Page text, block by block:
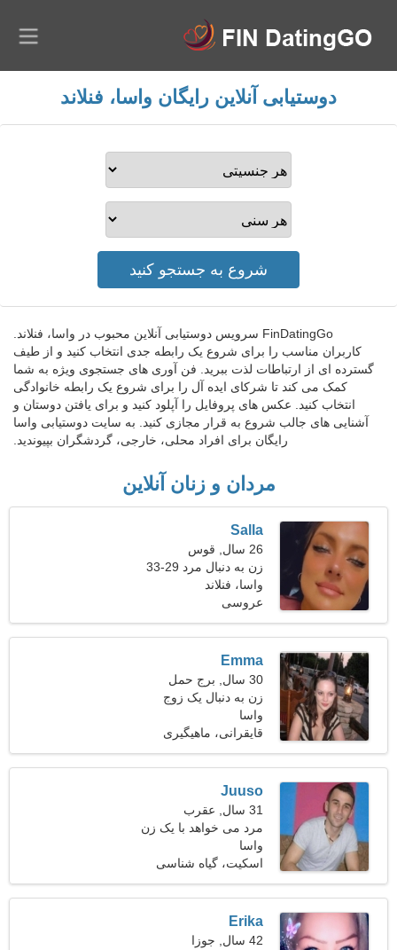
دوستیابی آنلاین رایگان واسا، فنلاند
FinDatingGo سرویس دوستیابی آنلاین محبوب در واسا، فنلاند.
کاربران مناسب را برای شروع یک رابطه جدی انتخاب کنید و از طیف
گسترده ای از ارتباطات لذت ببرید. فن آوری های جستجوی ویژه به شما
کمک می کند تا شرکای ایده آل را برای شروع یک رابطه خانوادگی
انتخاب کنید. عکس های پروفایل را آپلود کنید و برای یافتن دوستان و
آشنایی های جالب شروع به قرار مجازی کنید. به سایت دوستیابی واسا
رایگان برای افراد محلی، خارجی، گردشگران بپیوندید.
مردان و زنان آنلاین
Salla
26 سال, قوس
زن به دنبال مرد 29-33
واسا، فنلاند
عروسی
Emma
30 سال, برج حمل
زن به دنبال یک زوج
واسا
قایقرانی، ماهیگیری
Juuso
31 سال, عقرب
مرد می خواهد با یک زن
ملاقات کند 24-31
واسا
اسکیت، گیاه شناسی
Erika
42 سال, جوزا